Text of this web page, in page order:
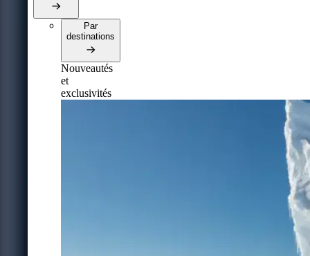
Par
destinations
Nouveautés
et
exclusivités